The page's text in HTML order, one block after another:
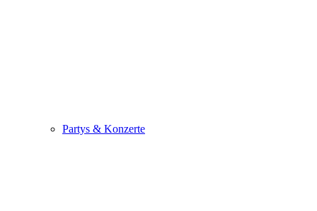
Partys & Konzerte